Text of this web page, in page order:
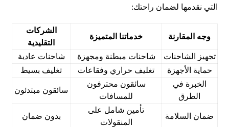
التي نقدمها لضمان راحتك:
وجه المقارنة خدماتنا المتميزة
الشركات
التقليدية
تجهيز الشاحنات
شاحنات مبطنة ومجهزة
شاحنات عادية
حماية الأجهزة
تغليف حراري وفقاعات
تغليف بسيط
الخبرة في
الطرق
سائقون محترفون
للمسافات
سائقون مبتدئون
ضمان السلامة
تأمين شامل على
المنقولات
بدون ضمان